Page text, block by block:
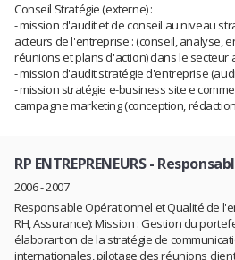
Conseil Stratégie (externe) :
- mission d'audit et de conseil au niveau
acteurs de l'entreprise : (conseil, analyse,
réunions et plans d'action) dans le secteur
- mission d'audit stratégie d'entreprise
- mission stratégie e-business site e
campagne marketing (conception,
RP ENTREPRENEURS-
2006 - 2007
Responsable Opérationnel et Qualité de
RH, Assurance): Mission : Gestion du
élaborartion de la stratégie de
internationales, pilotage des réunions